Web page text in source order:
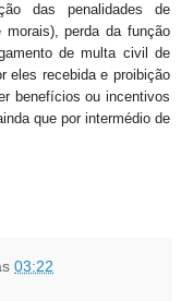
das penalidades de
perda da função
de multa civil de
eles recebida e proibição
benefícios ou incentivos
que por intermédio de
03:22